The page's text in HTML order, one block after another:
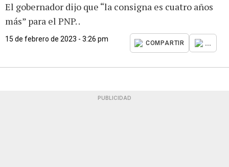
El gobernador dijo que “la consigna es cuatro años
más” para el PNP. .
15 de febrero de 2023 - 3:26 pm
COMPARTIR ...
PUBLICIDAD